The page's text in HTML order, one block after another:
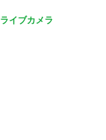
ライブカメラ